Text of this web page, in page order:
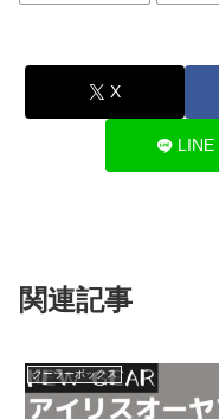
X
LINE
関連記事
クーラーボックス